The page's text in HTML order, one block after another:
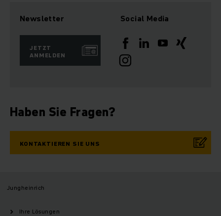
Newsletter
JETZT
ANMELDEN
Social Media
Haben Sie Fragen?
KONTAKTIEREN SIE UNS
Jungheinrich
Ihre Lösungen